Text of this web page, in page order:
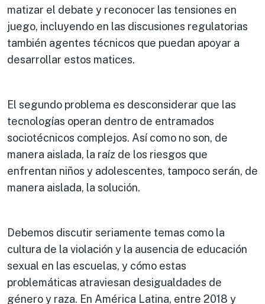
matizar el debate y reconocer las tensiones en
juego, incluyendo en las discusiones regulatorias
también agentes técnicos que puedan apoyar a
desarrollar estos matices.
El segundo problema es desconsiderar que las
tecnologías operan dentro de entramados
sociotécnicos complejos. Así como no son, de
manera aislada, la raíz de los riesgos que
enfrentan niños y adolescentes, tampoco serán, de
manera aislada, la solución.
Debemos discutir seriamente temas como la
cultura de la violación y la ausencia de educación
sexual en las escuelas, y cómo estas
problemáticas atraviesan desigualdades de
género y raza. En América Latina, entre 2018 y